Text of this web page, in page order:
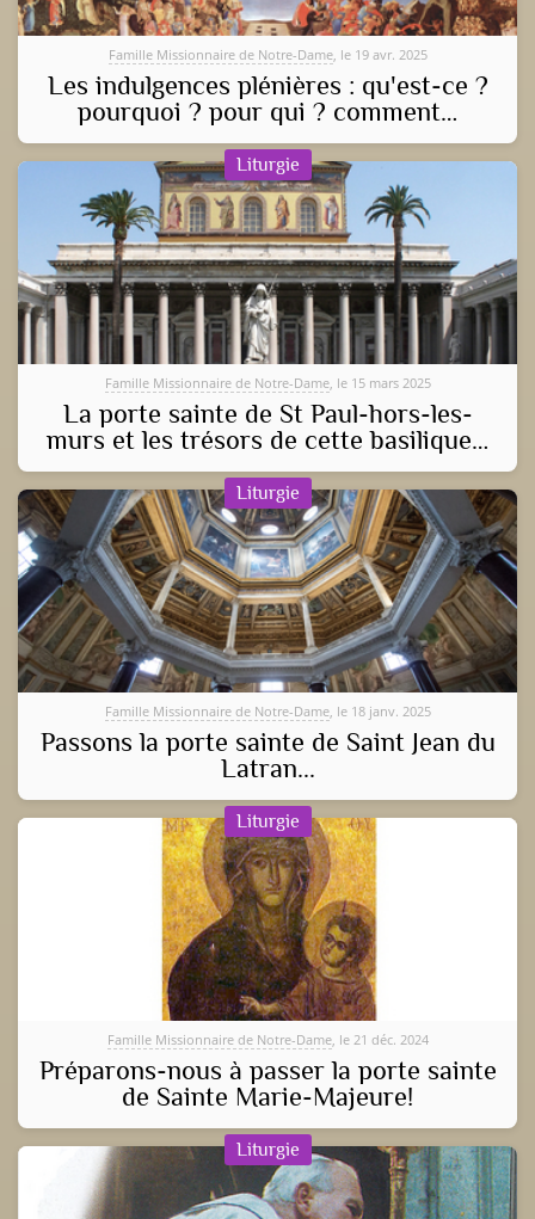
Famille Missionnaire de Notre-Dame, le 19 avr. 2025
Les indulgences plénières : qu'est-ce ?
pourquoi ? pour qui ? comment…
Liturgie
Famille Missionnaire de Notre-Dame, le 15 mars 2025
La porte sainte de St Paul-hors-les-
murs et les trésors de cette basilique…
Liturgie
Famille Missionnaire de Notre-Dame, le 18 janv. 2025
Passons la porte sainte de Saint Jean du
Latran...
Liturgie
Famille Missionnaire de Notre-Dame, le 21 déc. 2024
Préparons-nous à passer la porte sainte
de Sainte Marie-Majeure!
Liturgie